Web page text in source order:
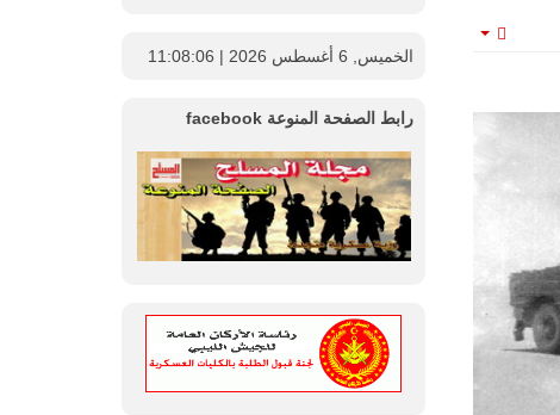
الخميس, 6 أغسطس 2026 | 11:08:08
رابط الصفحة المنوعة facebook